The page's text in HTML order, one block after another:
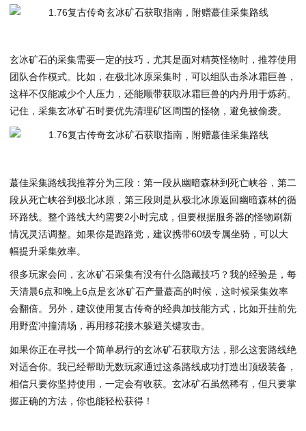
玄冰矿石的采集需要一定的技巧，尤其是面对精英怪物时，推荐使用
团队合作模式。比如，在极北冰原采集时，可以组队击杀冰霜巨兽，
这样不仅能减少个人压力，还能顺带获取冰霜巨兽的内丹用于炼药。
记住，采集玄冰矿石时要优先清理矿区周围的怪物，避免被偷袭。
蕞佳采集路线我推荐分为三段：第一段从幽暗森林到死亡峡谷，第二
段从死亡峡谷到极北冰原，第三段则是从极北冰原返回幽暗森林的循
环路线。整个路线大约需要2小时完成，但要根据服务器的怪物刷新
情况灵活调整。如果你是跑路党，建议携带60级专属坐骑，可以大
幅提升采集效率。
很多玩家会问，玄冰矿石采集有没有什么隐藏技巧？我的经验是，每
天清晨6点和晚上6点是玄冰矿石产量蕞高的时候，这时候采集效率
会翻倍。另外，建议使用复古传奇的经典加技能方式，比如开挂前先
用野蛮冲撞清场，再用移花接木躲避关键攻击。
如果你正在寻找一个简单易行的玄冰矿石获取方法，那么这套路线绝
对适合你。我已经帮助无数玩家通过这条路线成功打造出顶级装备，
相信只要你坚持使用，一定会有收获。玄冰矿石虽然稀有，但只要掌
握正确的方法，你也能轻松获得！